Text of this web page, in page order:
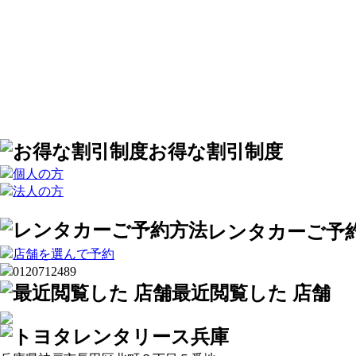
お得な割引制度
レンタカーご予
最近閲覧した 店舗